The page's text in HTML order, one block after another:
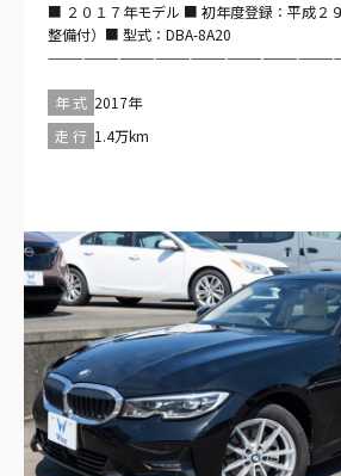
付：販売店保証 保証期間：1ヵ月 保証距離
用は本体価格に含まれています。詳細につい
ください。保証費用は本体価格に含まれてい
の場合も、お住まいの近くのＦＡＩＡネット
りますのでご安心ください。
■ ２０１７年モデル ■ 初年度登録：平成２
整備付）■ 型式：DBA-8A20
１４０００ｋｍ■ 直列4気筒DOHC／ガソリン
ｃ ■ トランスミッション：フロアMTモード
184ps ■ 最大トルク/回転数：270（27.5）
ポイント】 ■ ボディカラー：プラチナムシ
ワステ・ABS・衝突被害軽減ブレーキ・アダ
トロール・レーンキープアシスト・パーキン
ンサー・エアバッグ：運転席/助手席/サイド
イド/バック・モニター：ブラインドスポッ
イドリングストップ・盗難防止装置・オー
快適装備 ・過給器設定モデル・エアコン、ク
HDD・映像：DVD・オーディオ：CD/ミュー
ジックプレイヤー接続可・ETC・ドライブ
・キーレス・スマートキー・パワーウインド
トヒーター・本革シート ■エクステリア ・ヘ
年 式 2017年
走 行 1.4万km